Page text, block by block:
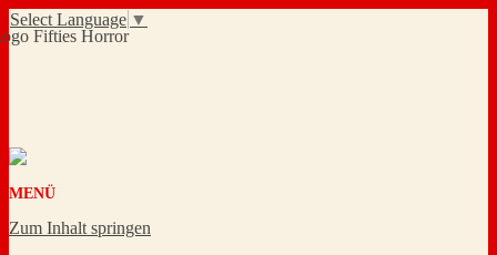
MENÜ
Zum Inhalt springen
Select Language ▼